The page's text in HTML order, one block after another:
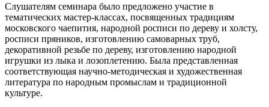
Слушателям семинара было предложено участие в
тематических мастер-классах, посвященных традициям
московского чаепития, народной росписи по дереву и холсту,
росписи пряников, изготовлению самоварных труб,
декоративной резьбе по дереву, изготовлению народной
игрушки из лыка и лозоплетению. Была представленная
соответствующая научно-методическая и художественная
литература по народным промыслам и традиционной
культуре.